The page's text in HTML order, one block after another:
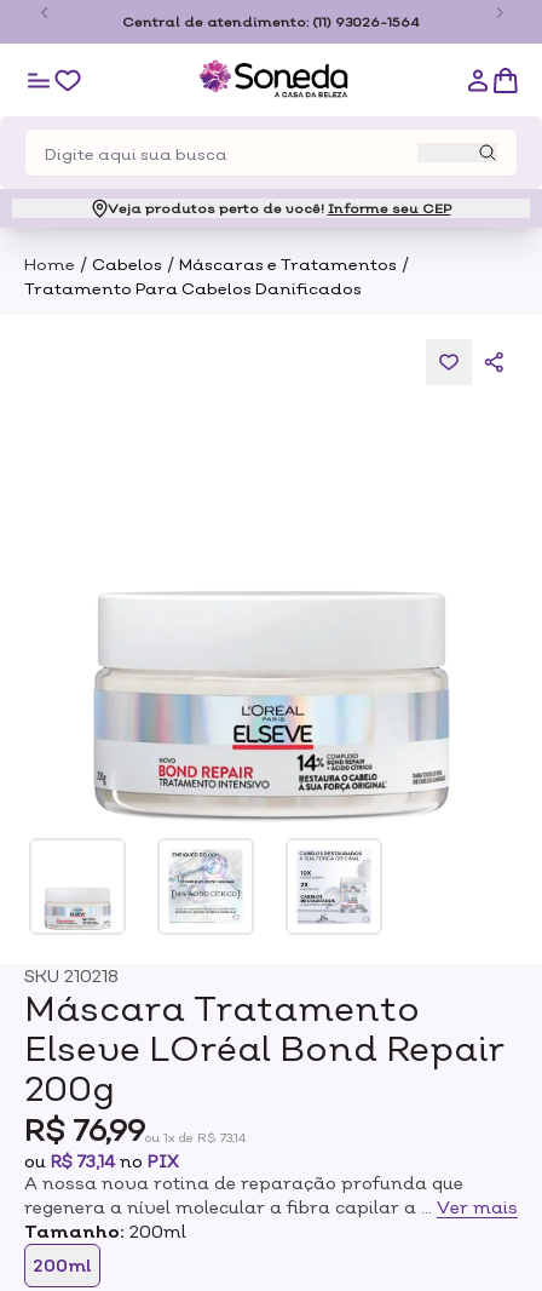
Central de atendimento: (11) 93026-1564
Veja produtos perto de você! Informe seu CEP
Home / Cabelos / Máscaras e Tratamentos /
Tratamento Para Cabelos Danificados
SKU 210218
Máscara Tratamento
Elseve LOréal Bond Repair
200g
R$ 76,99ou 1x de R$ 73,14
ou R$ 73,14no PIX
A nossa nova rotina de reparação profunda que
regenera a nível molecular a fibra capilar a partir do
interior. Para todos os tipos de cabelo danificado.
A revolução da reparação capilar em casa para todos
Ver mais
Tamanho: 200ml
200ml